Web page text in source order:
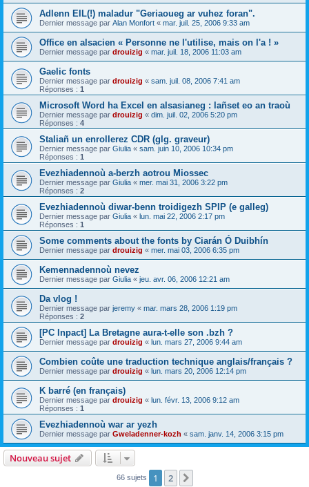
Adlenn EIL(!) maladur "Geriaoueg ar vuhez foran".
Dernier message par Alan Monfort « mar. juil. 25, 2006 9:33 am
Office en alsacien « Personne ne l'utilise, mais on l'a ! »
Dernier message par drouizig « mar. juil. 18, 2006 11:03 am
Gaelic fonts
Dernier message par drouizig « sam. juil. 08, 2006 7:41 am
Réponses : 1
Microsoft Word ha Excel en alsasianeg : lañset eo an traoù
Dernier message par drouizig « dim. juil. 02, 2006 5:20 pm
Réponses : 4
Staliañ un enrollerez CDR (glg. graveur)
Dernier message par Giulia « sam. juin 10, 2006 10:34 pm
Réponses : 1
Evezhiadennoù a-berzh aotrou Miossec
Dernier message par Giulia « mer. mai 31, 2006 3:22 pm
Réponses : 2
Evezhiadennoù diwar-benn troidigezh SPIP (e galleg)
Dernier message par Giulia « lun. mai 22, 2006 2:17 pm
Réponses : 1
Some comments about the fonts by Ciarán Ó Duibhín
Dernier message par drouizig « mer. mai 03, 2006 6:35 pm
Kemennadennoù nevez
Dernier message par Giulia « jeu. avr. 06, 2006 12:21 am
Da vlog !
Dernier message par jeremy « mar. mars 28, 2006 1:19 pm
Réponses : 2
[PC Inpact] La Bretagne aura-t-elle son .bzh ?
Dernier message par drouizig « lun. mars 27, 2006 9:44 am
Combien coûte une traduction technique anglais/français ?
Dernier message par drouizig « lun. mars 20, 2006 12:14 pm
K barré (en français)
Dernier message par drouizig « lun. févr. 13, 2006 9:12 am
Réponses : 1
Evezhiadennoù war ar yezh
Dernier message par Gweladenner-kozh « sam. janv. 14, 2006 3:15 pm
Nouveau sujet
66 sujets 1 2